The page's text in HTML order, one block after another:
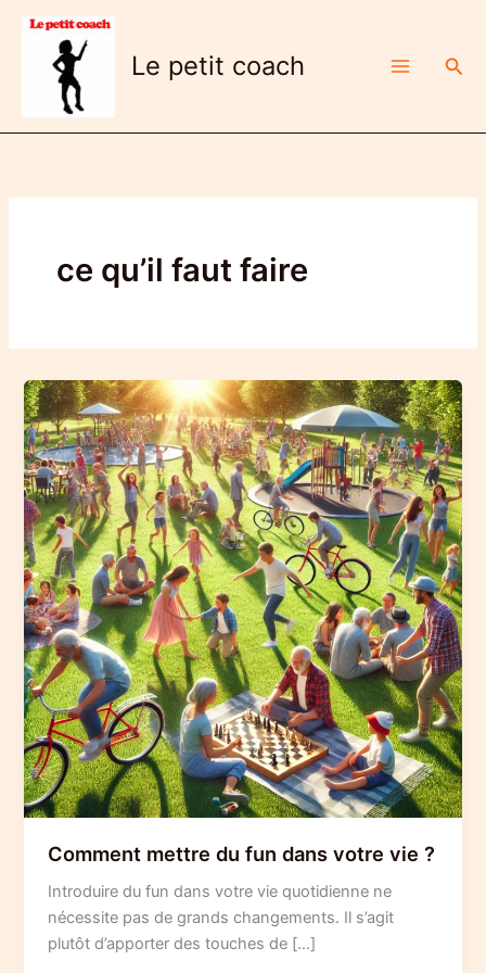
Aller
contenu
Le petit coach
ce qu’il faut faire
Comment mettre du fun dans votre vie ?
Introduire du fun dans votre vie quotidienne ne
nécessite pas de grands changements. Il s’agit
plutôt d’apporter des touches de […]